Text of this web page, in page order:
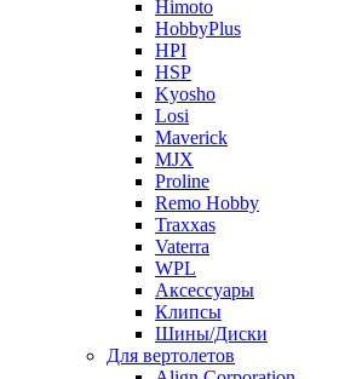
Himoto
HobbyPlus
HPI
HSP
Kyosho
Losi
Maverick
MJX
Proline
Remo Hobby
Traxxas
Vaterra
WPL
Аксессуары
Клипсы
Шины/Диски
Для вертолетов